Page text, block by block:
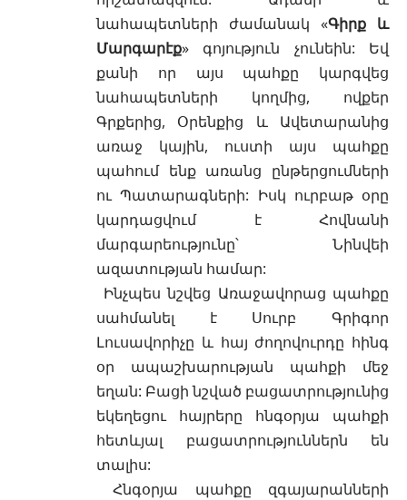
նահապետների ժամանակ «Գիրք և
Մարգարէք» գոյություն չունեին: Եվ
քանի որ այս պահքը կարգվեց
նահապետների կողմից, ովքեր
Գրքերից, Օրենքից և Ավետարանից
առաջ կային, ուստի այս պահքը
պահում ենք առանց ընթերցումների
ու Պատարագների: Իսկ ուրբաթ օրը
կարդացվում է Հովնանի
մարգարեությունը՝ Նինվեի
ազատության համար:
Ինչպես նշվեց Առաջավորաց պահքը
սահմանել է Սուրբ Գրիգոր
Լուսավորիչը և հայ ժողովուրդը հինգ
օր ապաշխարության պահքի մեջ
եղան: Բացի նշված բացատրությունից
եկեղեցու հայրերը հնգօրյա պահքի
հետևյալ բացատրություններն են
տալիս:
Հնգօրյա պահքը զգայարանների